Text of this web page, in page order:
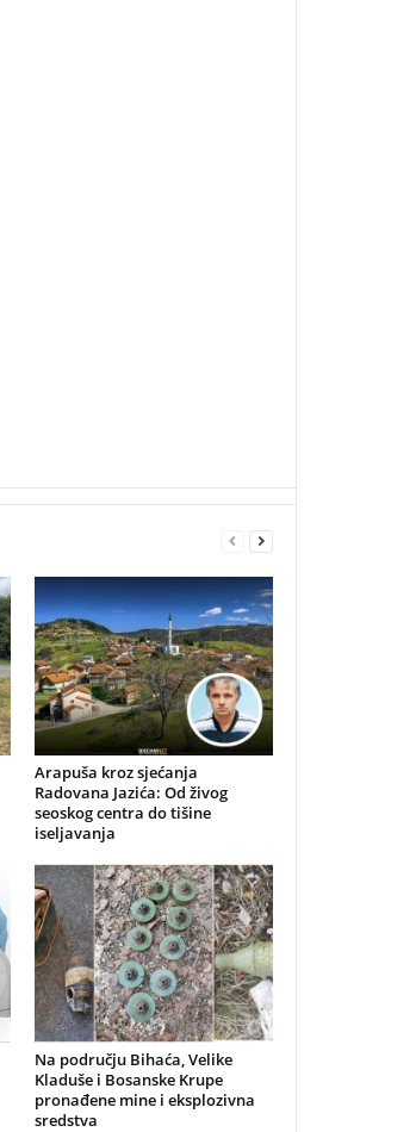
Arapuša kroz sjećanja
Radovana Jazića: Od živog
seoskog centra do tišine
iseljavanja
Na području Bihaća, Velike
Kladuše i Bosanske Krupe
pronađene mine i eksplozivna
sredstva